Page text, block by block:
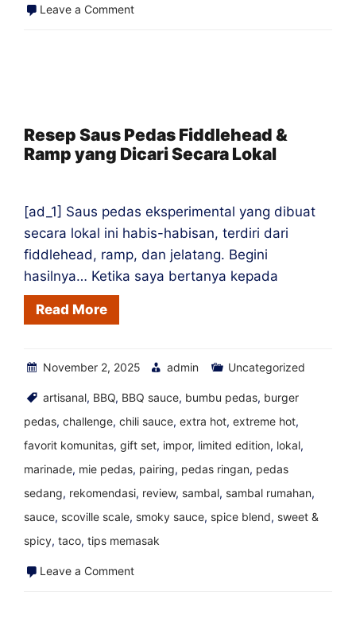
Leave a Commenton
Sauce
Shops
Resep Saus Pedas Fiddlehead &
Ramp yang Dicari Secara Lokal
[ad_1] Saus pedas eksperimental yang dibuat
secara lokal ini habis-habisan, terdiri dari
fiddlehead, ramp, dan jelatang. Begini
hasilnya… Ketika saya bertanya kepada
Read More
November 2, 2025 admin Uncategorized
artisanal, BBQ, BBQ sauce, bumbu pedas, burger
pedas, challenge, chili sauce, extra hot, extreme hot,
favorit komunitas, gift set, impor, limited edition, lokal,
marinade, mie pedas, pairing, pedas ringan, pedas
sedang, rekomendasi, review, sambal, sambal rumahan,
sauce, scoville scale, smoky sauce, spice blend, sweet &
spicy, taco, tips memasak
Leave a Commenton